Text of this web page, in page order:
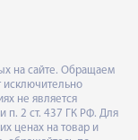
на сайте. Обращаем
исключительно
не является
п. 2 ст. 437 ГК РФ. Для
ценах на товар и